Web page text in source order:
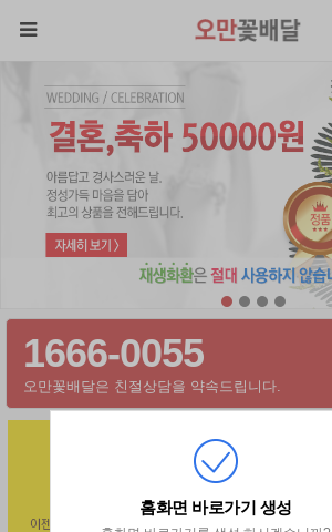
1666-0055
오만꽃배달은 친절상담을 약속드립니다.
홈화면 바로가기 생성